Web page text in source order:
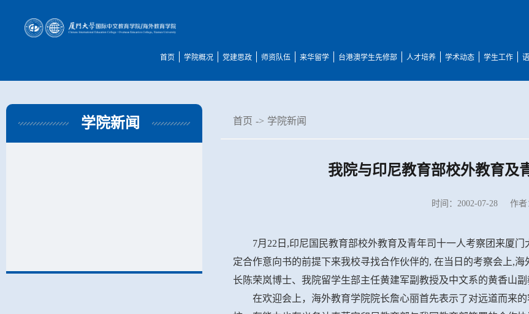
首页 学院概况 党建思政 师资队伍 来华留学 台港澳学生先修部 人才培养 学术动态 学生工作
学院新闻 首页 -> 学院新闻
我院与印尼教育部校外教育及
时间：2002-07-28 作者
7月22日,印尼国民教育部校外教育及青年司十一人考察团来厦
定合作意向书的前提下来我校寻找合作伙伴的, 在当日的考察会上,
长陈荣岚博士、我院留学生部主任黄建军副教授及中文系的黄香山副
在欢迎会上，海外教育学院院长詹心丽首先表示了对远道而来